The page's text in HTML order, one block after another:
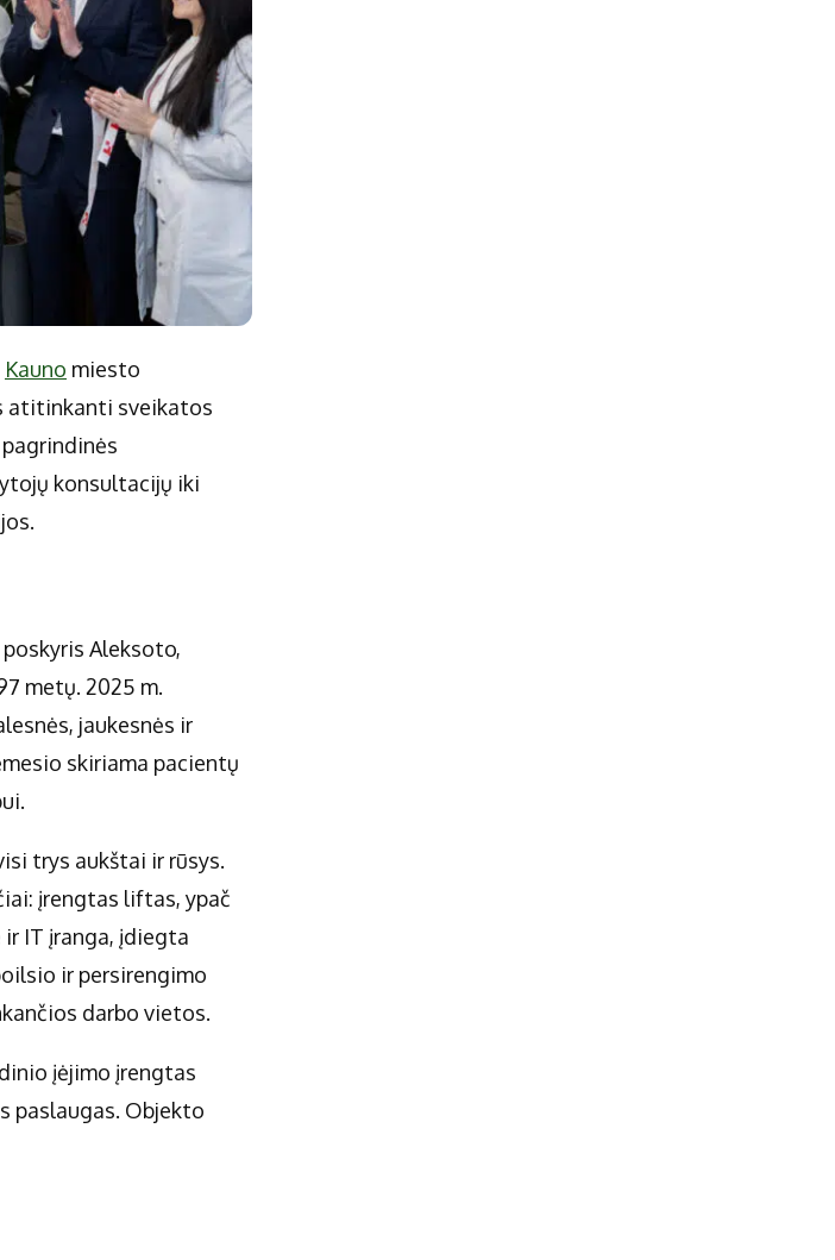
Kauno miesto
atitinkanti sveikatos
konsultacijų iki
Aleksoto,
metų. 2025 m.
jaukesnės ir
skiriama pacientų
trys aukštai ir rūsys.
įrengtas liftas, ypač
IT įranga, įdiegta
ir persirengimo
darbo vietos.
įėjimo įrengtas
paslaugas. Objekto